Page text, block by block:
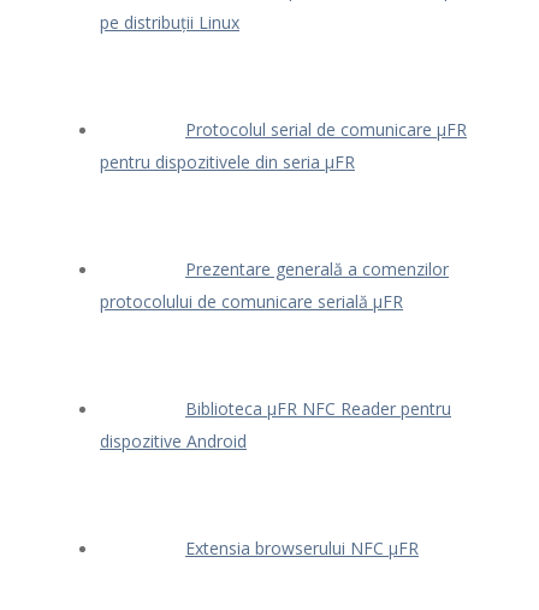
pe distribuții Linux
Protocolul serial de comunicare μFR
pentru dispozitivele din seria μFR
Prezentare generală a comenzilor
protocolului de comunicare serială μFR
Biblioteca μFR NFC Reader pentru
dispozitive Android
Extensia browserului NFC μFR